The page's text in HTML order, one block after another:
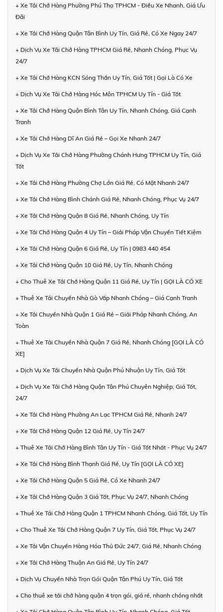
+ Xe Tải Chở Hàng Phường Phú Thọ TPHCM - Điều Xe Nhanh, Giá Ưu
Đãi
+ Xe Tải Chở Hàng Quận Tân Bình Uy Tín, Giá Rẻ, Có Xe Ngay 24/7
+ Dịch Vụ Xe Tải Chở Hàng TPHCM Giá Rẻ, Nhanh Chóng, Phục Vụ
24/7
+ Xe Tải Chở Hàng KCN Sóng Thần Uy Tín, Giá Tốt | Gọi Là Có Xe
+ Dịch Vụ Xe Tải Chở Hàng Hóc Môn TPHCM Uy Tín - Giá Tốt
+ Xe Tải Chở Hàng Quận Bình Tân Uy Tín, Nhanh Chóng, Giá Cạnh
Tranh
+ Xe Tải Chở Hàng Dĩ An Giá Rẻ – Gọi Xe Nhanh 24/7
+ Dịch Vụ Xe Tải Chở Hàng Phường Chánh Hưng TPHCM Uy Tín, Giá
Tốt
+ Xe Tải Chở Hàng Phường Chợ Lớn Giá Rẻ, Có Mặt Nhanh 24/7
+ Xe Tải Chở Hàng Bình Chánh Giá Rẻ, Nhanh Chóng, Phục Vụ 24/7
+ Xe Tải Chở Hàng Quận 8 Giá Rẻ, Nhanh Chóng, Uy Tín
+ Xe Tải Chở Hàng Quận 4 Uy Tín – Giải Pháp Vận Chuyển Tiết Kiệm
+ Xe Tải Chở Hàng Quận 6 Giá Rẻ, Uy Tín | 0983 440 454
+ Xe Tải Chở Hàng Quận 10 Giá Rẻ, Uy Tín, Nhanh Chóng
+ Cho Thuê Xe Tải Chở Hàng Quận 11 Giá Rẻ, Uy Tín | GỌI LÀ CÓ XE
+ Thuê Xe Tải Chuyển Nhà Gò Vấp Nhanh Chóng – Giá Cạnh Tranh
+ Xe Tải Chuyển Nhà Quận 1 Giá Rẻ – Giải Pháp Nhanh Chóng, An
Toàn
+ Thuê Xe Tải Chuyển Nhà Quận 7 Giá Rẻ, Nhanh Chóng [GỌI LÀ CÓ
XE]
+ Dịch Vụ Xe Tải Chuyển Nhà Quận Phú Nhuận Uy Tín, Giá Tốt
+ Dịch Vụ Xe Tải Chở Hàng Quận Tân Phú Chuyên Nghiệp, Giá Tốt,
24/7
+ Xe Tải Chở Hàng Phường An Lạc TPHCM Giá Rẻ, Nhanh 24/7
+ Xe Tải Chở Hàng Quận 12 Giá Rẻ, Uy Tín 24/7
+ Thuê Xe Tải Chở Hàng Bình Tân Uy Tín - Giá Tốt Nhất - Phục Vụ 24/7
+ Xe Tải Chở Hàng Bình Thạnh Giá Rẻ, Uy Tín [GỌI LÀ CÓ XE]
+ Xe Tải Chở Hàng Quận 5 Giá Rẻ, Có Xe Nhanh 24/7
+ Xe Tải Chở Hàng Quận 3 Giá Tốt, Phục Vụ 24/7, Nhanh Chóng
+ Thuê Xe Tải Chở Hàng Quận 1 TPHCM Nhanh Chóng, Giá Tốt, Uy Tín
+ Cho Thuê Xe Tải Chở Hàng Quận 7 Uy Tín, Giá Tốt, Phục Vụ 24/7
+ Xe Tải Vận Chuyển Hàng Hóa Thủ Đức 24/7, Giá Rẻ, Nhanh Chóng
+ Xe Tải Chở Hàng Thuận An Giá Rẻ, Uy Tín 24/7
+ Dịch Vụ Chuyển Nhà Trọn Gói Quận Tân Phú Uy Tín, Giá Tốt
+ Cho thuê xe tải chở hàng quận 4 trọn gói, giá rẻ, nhanh chóng nhất